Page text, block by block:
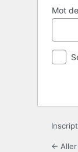
Mot
← Aller